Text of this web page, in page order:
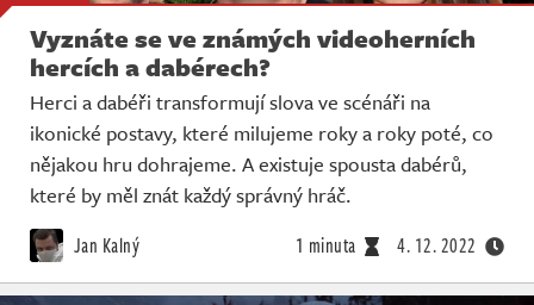
Vyznáte se ve známých videoherních
hercích a dabérech?
Herci a dabéři transformují slova ve scénáři na
ikonické postavy, které milujeme roky a roky poté, co
nějakou hru dohrajeme. A existuje spousta dabérů,
které by měl znát každý správný hráč.
Jan Kalný 1 minuta 4. 12. 2022